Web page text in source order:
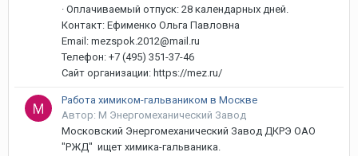
· Оплачиваемый отпуск: 28 календарных дней.
Контакт: Ефименко Ольга Павловна
Email: mezspok.2012@mail.ru
Телефон: +7 (495) 351-37-46
Сайт организации: https://mez.ru/
Работа химиком-гальваником в Москве
Автор: М Энергомеханический Завод
Московский Энергомеханический Завод ДКРЭ ОАО
"РЖД" ищет химика-гальваника.